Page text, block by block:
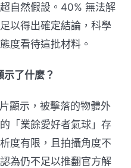
自然假設。40% 無法解
以得出確定結論，科學
度看待這批材料。
了什麼？
顯示，被擊落的物體外
「業餘愛好者氣球」存
度有限，且拍攝角度不
為仍不足以推翻官方解